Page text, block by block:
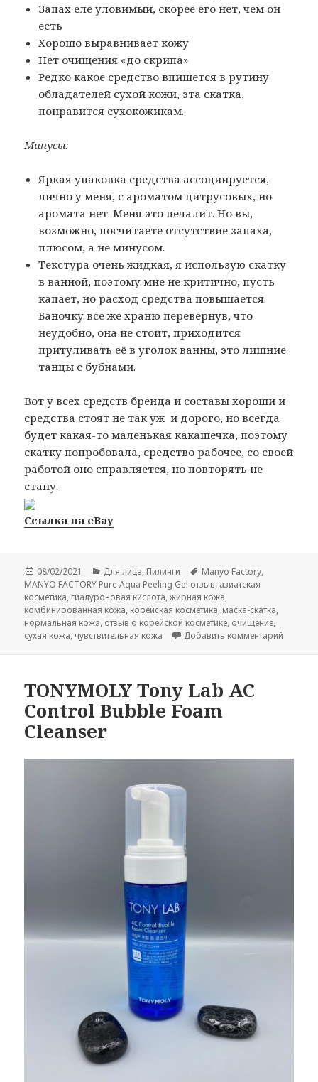
Запах еле уловимый, скорее его нет, чем он
есть
Хорошо выравнивает кожу
Нет очищения «до скрипа»
Редко какое средство впишется в рутину
обладателей сухой кожи, эта скатка,
понравится сухокожикам.
Минусы:
Яркая упаковка средства ассоциируется,
лично у меня, с ароматом цитрусовых, но
аромата нет. Меня это печалит. Но вы,
возможно, посчитаете отсутствие запаха,
плюсом, а не минусом.
Текстура очень жидкая, я использую скатку
в ванной, поэтому мне не критично, пусть
капает, но расход средства повышается.
Баночку все же храню перевернув, что
неудобно, она не стоит, приходится
притуливать её в уголок ванны, это лишние
танцы с бубнами.
Вот у всех средств бренда и составы хороши и
средства стоят не так уж и дорого, но всегда
будет какая-то маленькая какашечка, поэтому
скатку попробовала, средство рабочее, со своей
работой оно справляется, но повторять не
стану.
Ссылка на eBay
Опубликовано
08/02/2021 Рубрики
Для лица, Пилинги Метки
Manyo Factory,
MANYO FACTORY Pure Aqua Peeling Gel отзыв, азиатская
косметика, гиалуроновая кислота,жирная кожа,
комбинированная кожа, корейская косметика, маска-скатка,
нормальная кожа, отзыв о корейской косметике, очищение,
сухая кожа, чувствительная кожа Добавить комментарий
TONYMOLY Tony Lab AC
Control Bubble Foam
Cleanser